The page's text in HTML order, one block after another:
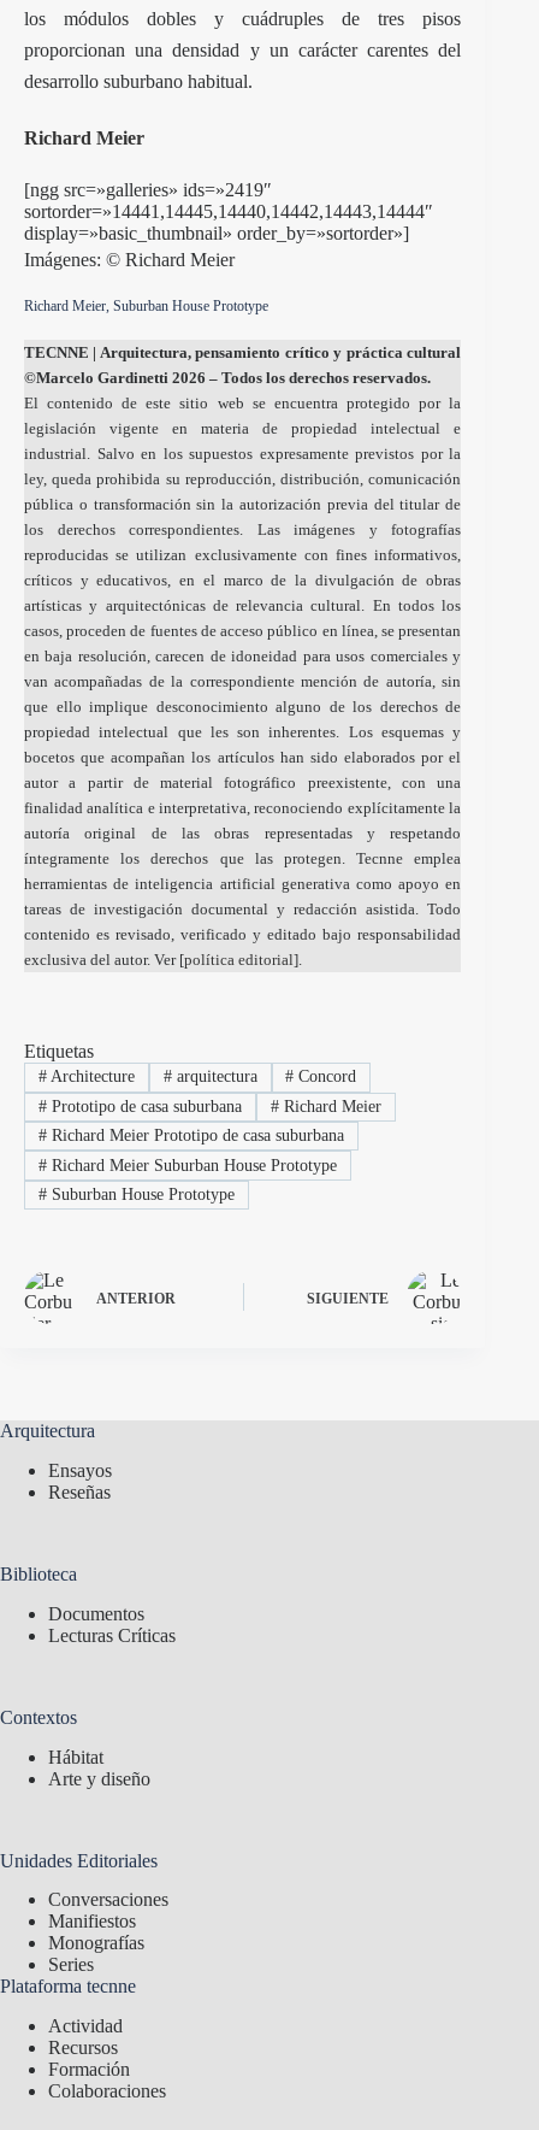
los módulos dobles y cuádruples de tres pisos
proporcionan una densidad y un carácter carentes del
desarrollo suburbano habitual.
Richard Meier
[ngg src=»galleries» ids=»2419″
sortorder=»14441,14445,14440,14442,14443,14444″
display=»basic_thumbnail» order_by=»sortorder»]
Imágenes: © Richard Meier
Richard Meier, Suburban House Prototype
TECNNE | Arquitectura, pensamiento crítico y práctica cultural
©Marcelo Gardinetti 2026 – Todos los derechos reservados.
El contenido de este sitio web se encuentra protegido por la
legislación vigente en materia de propiedad intelectual e
industrial. Salvo en los supuestos expresamente previstos por la
ley, queda prohibida su reproducción, distribución, comunicación
pública o transformación sin la autorización previa del titular de
los derechos correspondientes. Las imágenes y fotografías
reproducidas se utilizan exclusivamente con fines informativos,
críticos y educativos, en el marco de la divulgación de obras
artísticas y arquitectónicas de relevancia cultural. En todos los
casos, proceden de fuentes de acceso público en línea, se presentan
en baja resolución, carecen de idoneidad para usos comerciales y
van acompañadas de la correspondiente mención de autoría, sin
que ello implique desconocimiento alguno de los derechos de
propiedad intelectual que les son inherentes. Los esquemas y
bocetos que acompañan los artículos han sido elaborados por el
autor a partir de material fotográfico preexistente, con una
finalidad analítica e interpretativa, reconociendo explícitamente la
autoría original de las obras representadas y respetando
íntegramente los derechos que las protegen. Tecnne emplea
herramientas de inteligencia artificial generativa como apoyo en
tareas de investigación documental y redacción asistida. Todo
contenido es revisado, verificado y editado bajo responsabilidad
exclusiva del autor. Ver [política editorial].
Etiquetas
#Architecture #arquitectura # Concord
#Prototipo de casa suburbana #Richard Meier
#Richard Meier Prototipo de casa suburbana
#Richard Meier Suburban House Prototype
#Suburban House Prototype
ANTERIOR SIGUIENTE
Arquitectura
Ensayos
Reseñas
Biblioteca
Documentos
Lecturas Críticas
Contextos
Hábitat
Arte y diseño
Unidades Editoriales
Conversaciones
Manifiestos
Monografías
Series
Plataforma tecnne
Actividad
Recursos
Formación
Colaboraciones